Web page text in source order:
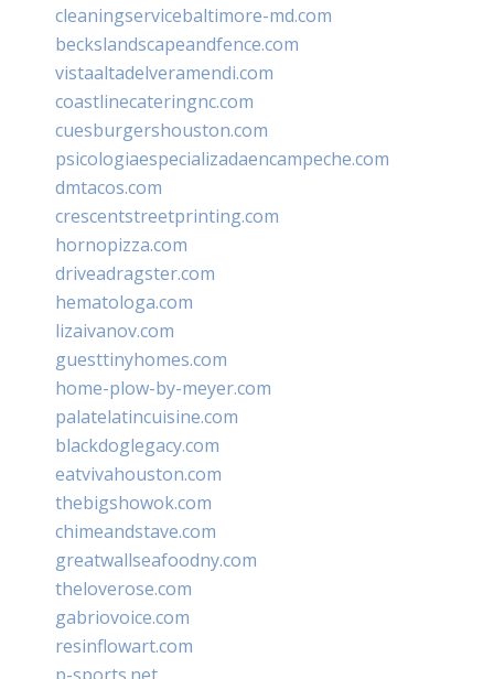
cleaningservicebaltimore-md.com
beckslandscapeandfence.com
vistaaltadelveramendi.com
coastlinecateringnc.com
cuesburgershouston.com
psicologiaespecializadaencampeche.com
dmtacos.com
crescentstreetprinting.com
hornopizza.com
driveadragster.com
hematologa.com
lizaivanov.com
guesttinyhomes.com
home-plow-by-meyer.com
palatelatincuisine.com
blackdoglegacy.com
eatvivahouston.com
thebigshowok.com
chimeandstave.com
greatwallseafoodny.com
theloverose.com
gabriovoice.com
resinflowart.com